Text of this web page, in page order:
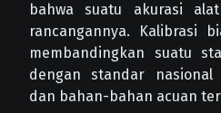
bahwa suatu akurasi
rancangannya. Kalibrasi
membandingkan suatu
dengan standar nasional
dan bahan-bahan acuan